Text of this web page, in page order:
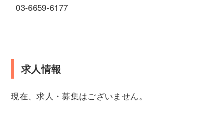
03-6659-6177
求人情報
現在、求人・募集はございません。